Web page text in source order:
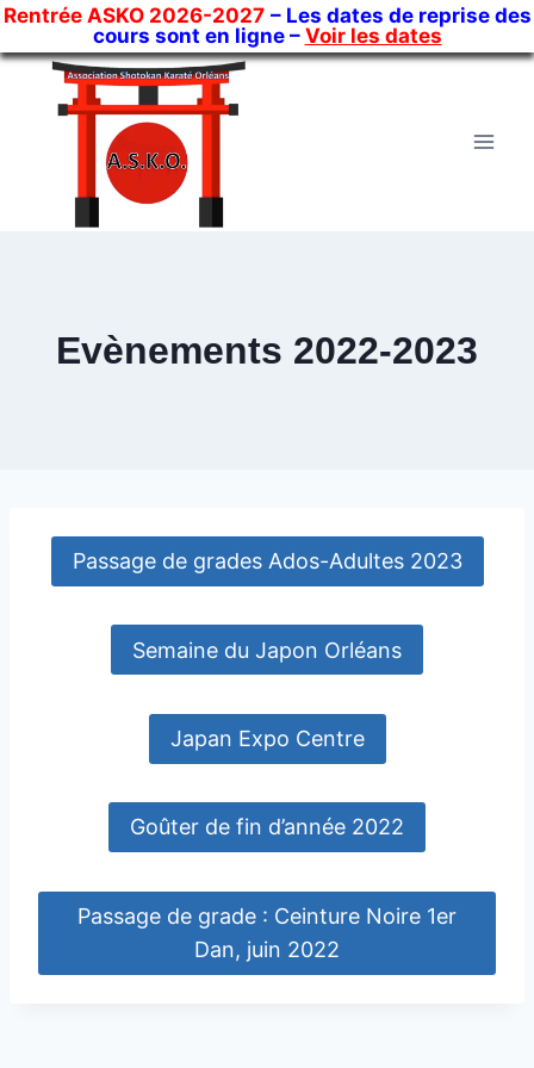
Rentrée ASKO 2026-2027 – Les dates de reprise des
cours sont en ligne – Voir les dates
Skip
Evènements 2022-2023
Passage de grades Ados-Adultes 2023
Semaine du Japon Orléans
Japan Expo Centre
Goûter de fin d’année 2022
Passage de grade : Ceinture Noire 1er
Dan, juin 2022